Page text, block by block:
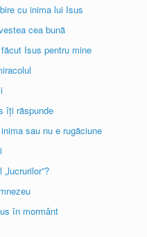
cu inima lui Isus
cea bună
Isus pentru mine
îți răspunde
sau nu e rugăciune
în mormânt